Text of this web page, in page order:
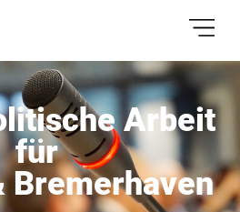
Arbeit
für
Bremerhaven